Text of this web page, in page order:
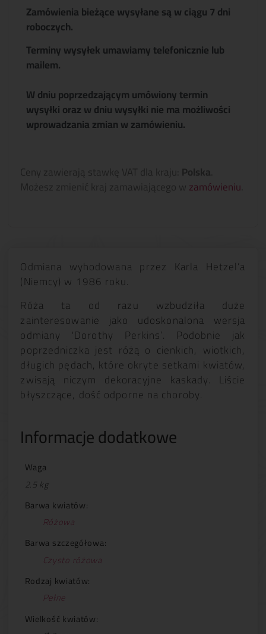
Zamówienia bieżące wysyłane są w ciągu 7 dni
roboczych.
Terminy wysyłek umawiamy telefonicznie lub
mailem.
W dniu poprzedzającym umówiony termin
wysyłki oraz w dniu wysyłki nie ma możliwości
wprowadzania zmian w zamówieniu.
Ceny zawierają stawkę VAT dla kraju: Polska
Możesz zmienić kraj zamawiającego wzamówieniu
Odmiana wyhodowana przez Karla Hetzel’a
(Niemcy) w 1986 roku.
Róża ta od razu wzbudziła duże
zainteresowanie jako udoskonalona wersja
odmiany 'Dorothy Perkins’. Podobnie jak
poprzedniczka jest różą o cienkich, wiotkich,
długich pędach, które okryte setkami kwiatów,
zwisają niczym dekoracyjne kaskady. Liście
błyszczące, dość odporne na choroby.
Informacje dodatkowe
Waga
2.5 kg
Barwa kwiatów:
Różowa
Barwa szczegółowa:
Czysto różowa
Rodzaj kwiatów:
Pełne
Wielkość kwiatów: